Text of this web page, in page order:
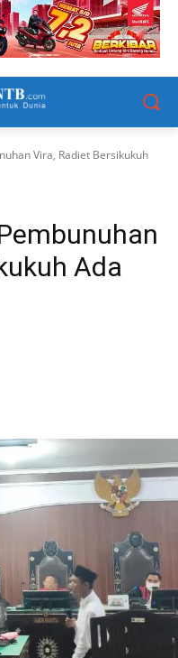
Vira, Radiet Bersikukuh
Ada